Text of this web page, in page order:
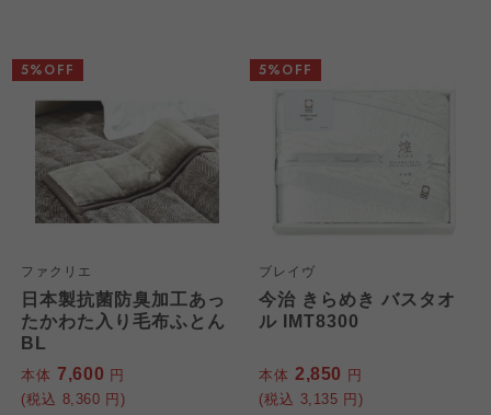
ファクリエ
日本製抗菌防臭加工あっ
たかわた入り毛布ふとん
BL
本体 7,600 円
(税込 8,360 円)
5%OFF
ブレイヴ
今治 きらめき バスタオ
ル IMT8300
本体 2,850 円
(税込 3,135 円)
5%OFF